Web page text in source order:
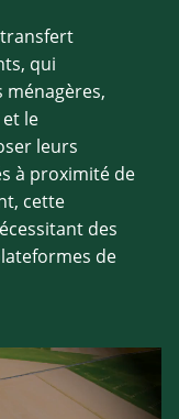
qui
le
leurs
à proximité de
cette
des
de